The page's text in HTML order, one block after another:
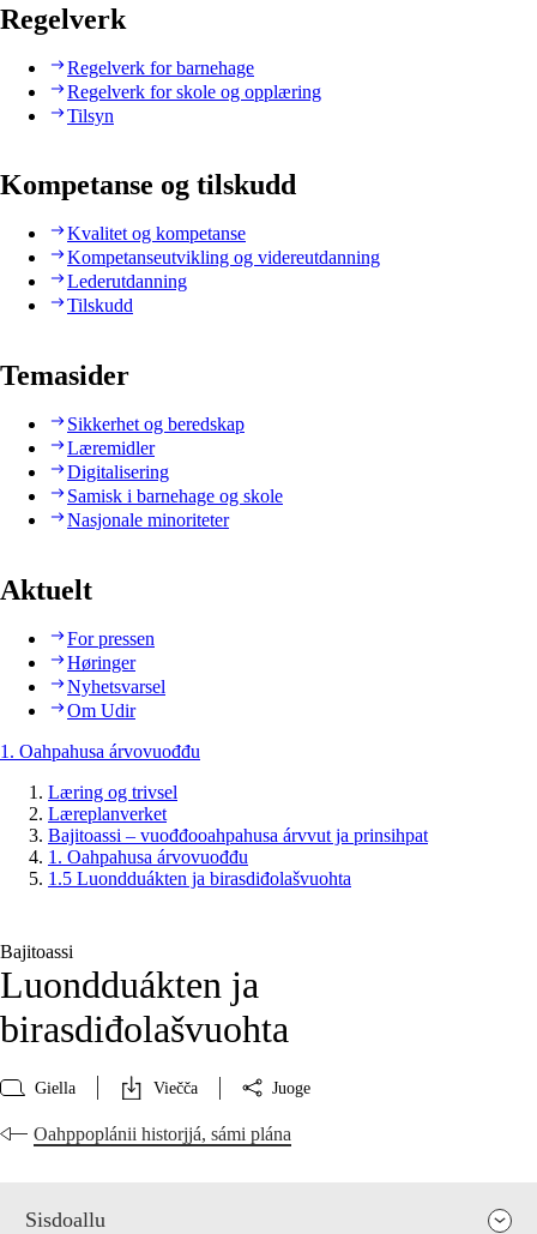
Regelverk
Regelverk for barnehage
Regelverk for skole og opplæring
Tilsyn
Kompetanse og tilskudd
Kvalitet og kompetanse
Kompetanseutvikling og videreutdanning
Lederutdanning
Tilskudd
Temasider
Sikkerhet og beredskap
Læremidler
Digitalisering
Samisk i barnehage og skole
Nasjonale minoriteter
Aktuelt
For pressen
Høringer
Nyhetsvarsel
Om Udir
1. Oahpahusa árvovuođđu
Læring og trivsel
Læreplanverket
Bajitoassi – vuođđooahpahusa árvvut ja prinsihpat
1. Oahpahusa árvovuođđu
1.5 Luondduákten ja birasdiđolašvuohta
Bajitoassi
Luondduákten ja
birasdiđolašvuohta
Giella Viečča Juoge
Oahppoplánii historjjá, sámi plána
Sisdoallu